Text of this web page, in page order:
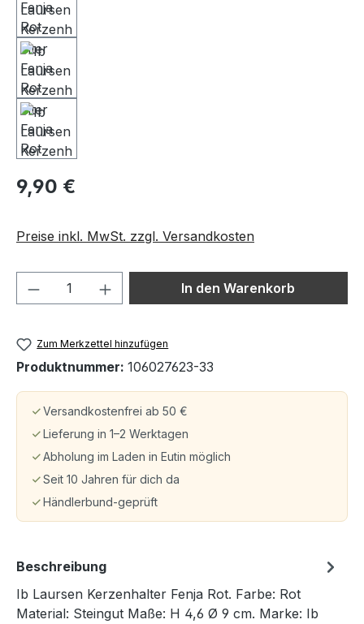
9,90 €
Preise inkl. MwSt. zzgl. Versandkosten
Produkt Anzahl: Gib denIn den Warenkorb
Zum Merkzettel hinzufügen
Produktnummer: 106027623-33
Versandkostenfrei ab 50 €
Lieferung in 1–2 Werktagen
Abholung im Laden in Eutin möglich
Seit 10 Jahren für dich da
Händlerbund-geprüft
Beschreibung
Ib Laursen Kerzenhalter Fenja Rot. Farbe: Rot
Material: Steingut Maße: H 4,6 Ø 9 cm. Marke: Ib